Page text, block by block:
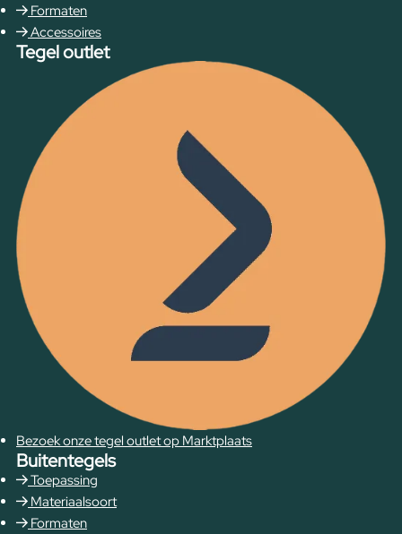
Formaten
Accessoires
Tegel outlet
Bezoek onze tegel outlet op Marktplaats
Buitentegels
Toepassing
Materiaalsoort
Formaten